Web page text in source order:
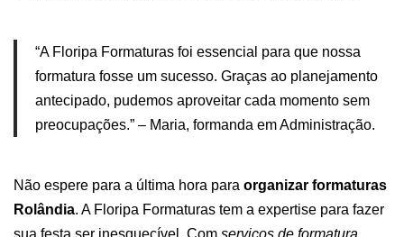
“A Floripa Formaturas foi essencial para que nossa
formatura fosse um sucesso. Graças ao planejamento
antecipado, pudemos aproveitar cada momento sem
preocupações.” – Maria, formanda em Administração.
Não espere para a última hora para organizar formaturas
Rolândia. A Floripa Formaturas tem a expertise para fazer
sua festa ser inesquecível. Com serviços de formatura